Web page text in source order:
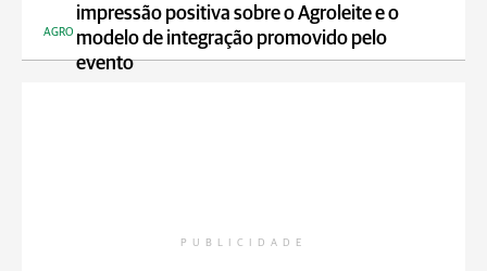
impressão positiva sobre o Agroleite e o
modelo de integração promovido pelo
evento
AGRO
PUBLICIDADE